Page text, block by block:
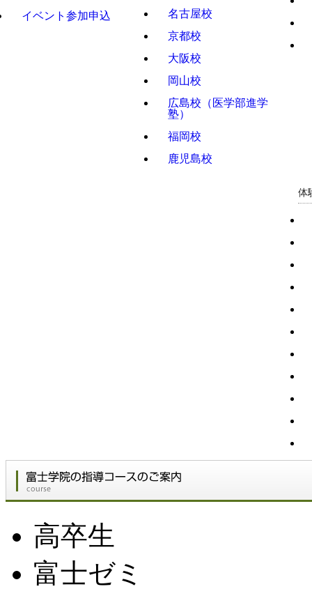
イベント参加申込
名古屋校
京都校
大阪校
岡山校
広島校（医学部進学
塾）
福岡校
鹿児島校
体
高卒生
富士ゼミ